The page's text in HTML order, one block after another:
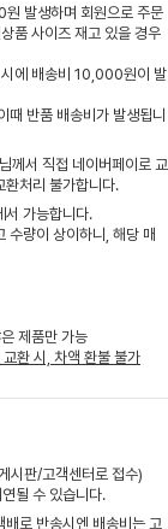
발생하며 회원으로 주문
품 사이즈 재고 있을 경우
시에 배송비 10,000원이 발
때 반품 배송비가 발생됩니
께서 직접 네이버페이로 교
환처리 불가합니다.
서 가능합니다.
수량이 상이하니, 해당 매
제품만 가능
환 시, 차액 환불 불가
시판/고객센터로 접수)
될 수 있습니다.
로 반송시엔 배송비는 고